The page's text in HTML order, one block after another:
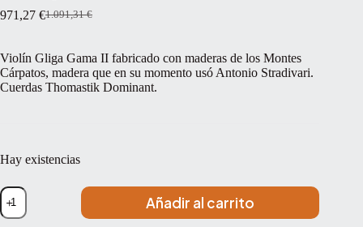
1.091,31€
El
era:
1.091,31 €.
971,27 €El
es:
971,27 €.
Violín Gliga Gama II fabricado con maderas de los Montes
Cárpatos, madera que en su momento usó Antonio Stradivari.
Cuerdas Thomastik Dominant.
Hay existencias
Violín
Gliga
Gama
Añadir al carrito